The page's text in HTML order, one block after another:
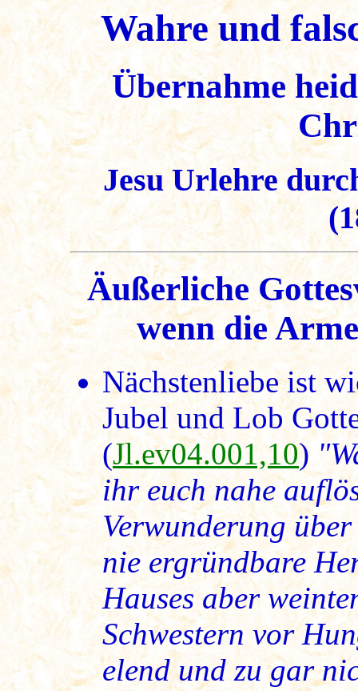
Wahre und
Übernahme
Jesu Urlehre
Äußerliche
wenn die
Nächstenliebe ist
Jubel und Lob
(Jl.ev04.001,10)
ihr euch nahe
Verwunderung
nie ergründbare
Hauses aber
Schwestern vor
elend und zu gar